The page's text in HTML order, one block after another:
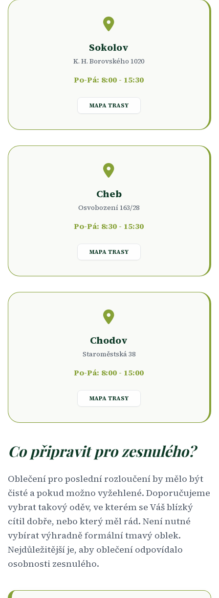
Sokolov
K. H. Borovského 1020
Po-Pá: 8:00 - 15:30
MAPA TRASY
Cheb
Osvobození 163/28
Po-Pá: 8:30 - 15:30
MAPA TRASY
Chodov
Staroměstská 38
Po-Pá: 8:00 - 15:00
MAPA TRASY
Co připravit pro zesnulého?
Oblečení pro poslední rozloučení by mělo být
čisté a pokud možno vyžehlené. Doporučujeme
vybrat takový oděv, ve kterém se Váš blízký
cítil dobře, nebo který měl rád. Není nutné
vybírat výhradně formální tmavý oblek.
Nejdůležitější je, aby oblečení odpovídalo
osobnosti zesnulého.